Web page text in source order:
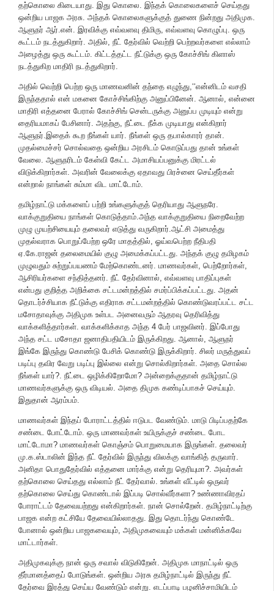
தற்கொலை கிடையாது. இது கொலை. இந்தக் கொலைகளைச் செய்தது
ஒன்றிய பாஜக அரசு. அந்தக் கொலைகளுக்குத் துணை நின்றது அதிமுக.
ஆளுநர் ஆர்.என். இரவிக்கு எவ்வளவு திமிரு, எவ்வளவு கொழுப்பு. ஒரு
கூட்டம் நடத்துகிறார். அதில், நீட் தேர்வில் வெற்றி பெற்றவர்களை எல்லாம்
அழைத்து ஒரு கூட்டம். கிட்டத்தட்ட நீட்டுக்கு ஒரு கோச்சிங் கிளாஸ்
நடத்துகிற மாதிரி நடத்துகிறார்.
அதில் வெற்றி பெற்ற ஒரு மாணவனின் தந்தை எழுந்து,‘‘என்னிடம் வசதி
இருந்ததால் என் மகனை கோச்சிங்கிற்கு அனுப்பினேன். ஆனால், என்னை
மாதிரி எத்தனை பேரால் கோச்சிங் சென்டருக்கு அனுப்ப முடியும் என்று
தைரியமாகப் பேசினார். அதற்கு, நீட்டை நீக்க முடியாது என்கிறார்
ஆளுநர்.இதைக் கூற நீங்கள் யார். நீங்கள் ஒரு தபால்காரர் தான்.
முதல்மைச்சர் சொல்வதை ஒன்றிய அரசிடம் கொடுப்பது தான் உங்கள்
வேலை. ஆளுநரிடம் கேள்வி கேட்ட அமாசியப்பனுக்கு மிரட்டல்
விடுக்கிறார்கள். அவரின் வேலைக்கு ஏதாவது பிரச்னை செய்தீர்கள்
என்றால் நாங்கள் சும்மா விட மாட்டோம்.
தமிழ்நாட்டு மக்களைப் பற்றி உங்களுக்குத் தெரியாது ஆளுநரே.
வாக்குறுதியை நாங்கள் கொடுத்தாம்.அந்த வாக்குறுதியை நிறைவேற்ற
முழு முயற்சியையும் தலைவர் எடுத்து வருகிறார்.ஆட்சி அமைத்து
முதல்வராக பொறுப்பேற்ற ஒரே மாதத்தில், ஓய்வபெற்ற நீதிபதி
ஏ.கே.ராஜன் தலைமையில் குழு அமைக்கப்பட்டது. அந்தக் குழு தமிழகம்
முழுவதும் சுற்றுப்பயணம் மேற்கொண்டனர். மாணவர்கள், பெற்றோர்கள்,
ஆசிரியர்களை சந்தித்தனர். நீட் தேர்வினால், எவ்வளவு பாதிப்புகள்
என்பது குறித்த அறிக்கை சட்டமன்றத்தில் சமர்ப்பிக்கப்பட்டது. அதன்
தொடர்ச்சியாக நீட்டுக்கு எதிராக சட்டமன்றத்தில் கொண்டுவரப்பட்ட சட்ட
மசோதாவுக்கு அதிமுக உள்பட அனைவரும் ஆதரவு தெரிவித்து
வாக்களித்தார்கள். வாக்களிக்காத அந்த 4 பேர் பாஜவினர். இப்போது
அந்த சட்ட மசோதா ஜனாதிபதியிடம் இருக்கிறது. ஆனால், ஆளுநர்
இங்கே இருந்து கொண்டு பேசிக் கொண்டு இருக்கிறார். சிலர் மருத்துவப்
படிப்பு தவிர வேறு படிப்பு இல்லை என்று சொல்கிறார்கள். அதை சொல்ல
நீங்கள் யார்?. நீட்டை ஒழிக்கிறோமோ? அன்றைக்குதான் தமிழ்நாட்டு
மாணவர்களுக்கு ஒரு விடியல். அதை திமுக கண்டிப்பாகச் செய்யும்.
இதுதான் ஆரம்பம்.
மாணவர்கள் இந்தப் போராட்டத்தில் ஈடுபட வேண்டும். மாடு பிடிப்பதற்கே
சண்டை போட்டோம். ஒரு மாணவர்கள் உயிருக்குச் சண்டை போட
மாட்டோமா? மாணவர்கள் கொஞ்சம் பொறுமையாக இருங்கள். தலைவர்
மு.க.ஸ்டாலின் இந்த நீட் தேர்வில் இருந்து விலக்கு வாங்கித் தருவார்.
அனிதா பொதுதேர்வில் எத்தனை மார்க்கு என்று தெரியுமா?. அவர்கள்
தற்கொலை செய்தது எல்லாம் நீட் தேர்வால். உங்கள் வீட்டில் ஒருவர்
தற்கொலை செய்து கொண்டால் இப்படி சொல்வீர்களா? உண்ணாவிரதப்
போராட்டம் தேவையற்றது என்கிறார்கள். நான் சொல்றேன். தமிழ்நாட்டிற்கு
பாஜக என்ற கட்சியே தேவையில்லாதது. இது தொடர்ந்து கொண்டே
போனால் ஒன்றிய பாஜகவையும், அதிமுகவையும் மக்கள் மன்னிக்கவே
மாட்டார்கள்.
அதிமுகவுக்கு நான் ஒரு சவால் விடுகிறேன். அதிமுக மாநாட்டில் ஒரு
தீர்மானத்தைப் போடுங்கள். ஒன்றிய அரசு தமிழ்நாட்டில் இருந்து நீட்
தேர்வை இரத்து செய்ய வேண்டும் என்று. எடப்பாடி பழனிச்சாமியிடம்